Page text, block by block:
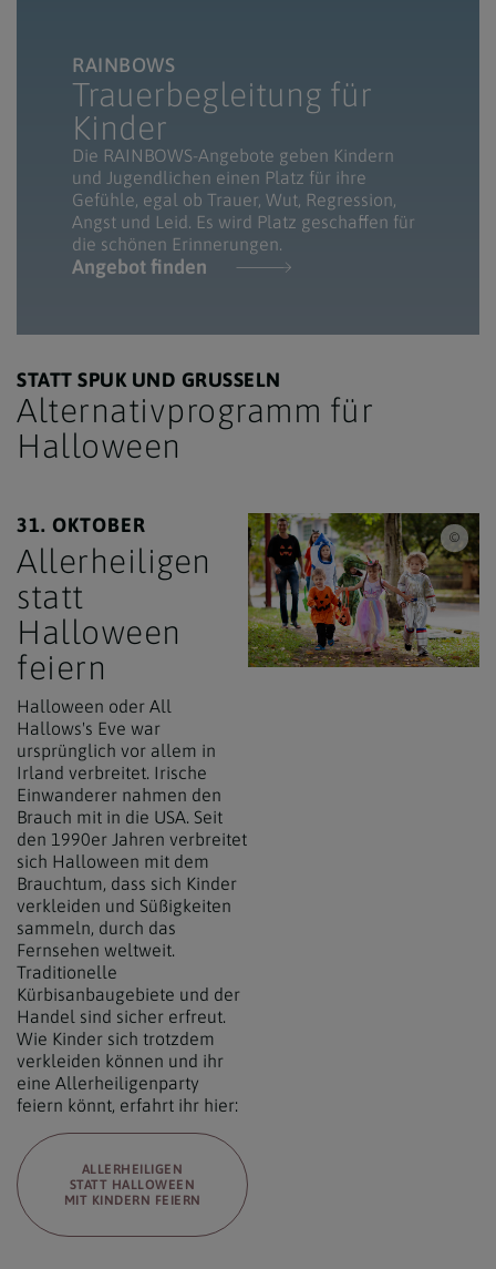
RAINBOWS
Trauerbegleitung für
Kinder
Die RAINBOWS-Angebote geben Kindern
und Jugendlichen einen Platz für ihre
Gefühle, egal ob Trauer, Wut, Regression,
Angst und Leid. Es wird Platz geschaffen für
die schönen Erinnerungen.
Angebot finden
STATT SPUK UND GRUSSELN
Alternativprogramm für
Halloween
31. OKTOBER
Allerheiligen
statt
Halloween
feiern
Halloween oder All
Hallows's Eve war
ursprünglich vor allem in
Irland verbreitet. Irische
Einwanderer nahmen den
Brauch mit in die USA. Seit
den 1990er Jahren verbreitet
sich Halloween mit dem
Brauchtum, dass sich Kinder
verkleiden und Süßigkeiten
sammeln, durch das
Fernsehen weltweit.
Traditionelle
Kürbisanbaugebiete und der
Handel sind sicher erfreut.
Wie Kinder sich trotzdem
verkleiden können und ihr
eine Allerheiligenparty
feiern könnt, erfahrt ihr hier:
ALLERHEILIGEN
STATT HALLOWEEN
MIT KINDERN FEIERN